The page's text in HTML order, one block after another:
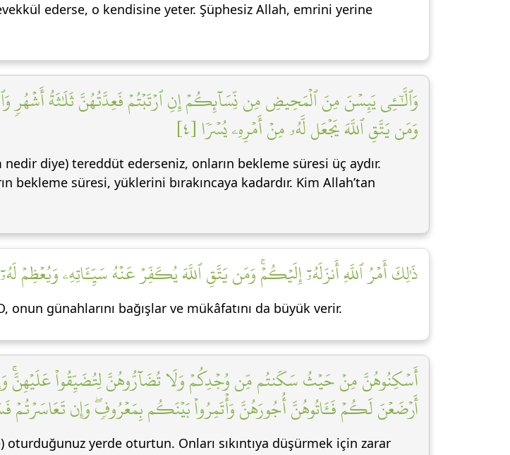
ederse, o kendisine yeter. Şüphesiz Allah, emrini yerine
وَٱلَّٰٓـِٔي يَئِسۡنَ مِنَ ٱلۡمَحِيضِ مِن نِّسَآئِكُمۡ إِنِ ٱرۡتَبۡتُمۡ فَعِدَّتُهُنَّ ثَلَٰثَةُ أَشۡهُرٖ
وَمَن يَتَّقِ ٱللَّهَ يَجۡعَل لَّهُۥ مِنۡ أَمۡرِهِۦ يُسۡرٗا [٤]
diye) tereddüt ederseniz, onların bekleme süresi üç aydır.
süresi, yüklerini bırakıncaya kadardır. Kim Allah’tan
ذَٰلِكَ أَمۡرُ ٱللَّهِ أَنزَلَهُۥٓ إِلَيۡكُمۡۚ وَمَن يَتَّقِ ٱللَّهَ يُكَفِّرۡ عَنۡهُ سَيِّـَٔاتِهِۦ وَيُعۡظِمۡ لَهُۥٓ
onun günahlarını bağışlar ve mükâfatını da büyük verir.
أَسۡكِنُوهُنَّ مِنۡ حَيۡثُ سَكَنتُم مِّن وُجۡدِكُمۡ وَلَا تُضَآرُّوهُنَّ لِتُضَيِّقُواْ عَلَيۡهِنَّۚ
أَرۡضَعۡنَ لَكُمۡ فَـَٔاتُوهُنَّ أُجُورَهُنَّ وَأۡتَمِرُواْ بَيۡنَكُم بِمَعۡرُوفٖۖ وَإِن تَعَاسَرۡتُمۡ
oturduğunuz yerde oturtun. Onları sıkıntıya düşürmek için zarar